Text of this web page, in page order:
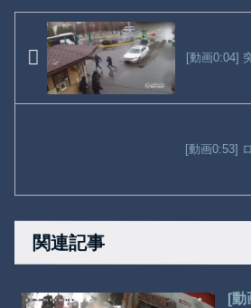
[動画0:04]
[動画0:53]
関連記事
[動